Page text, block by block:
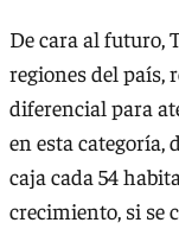
De cara al futuro,
regiones del país,
diferencial para
en esta categoría,
caja cada 54
crecimiento, si se